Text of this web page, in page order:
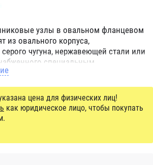
узлы в овальном фланцевом
из овального корпуса,
чугуна, нержавеющей стали или
специальным
узлов имеющим
в парах, эта конструктивная
компенсировать угловой перекос
монтажа. Узлы с овальным фланцем
подшипник может быть
фиттинг (тавотницу)
цена для физических лиц!
как юридическое лицо, чтобы покупать